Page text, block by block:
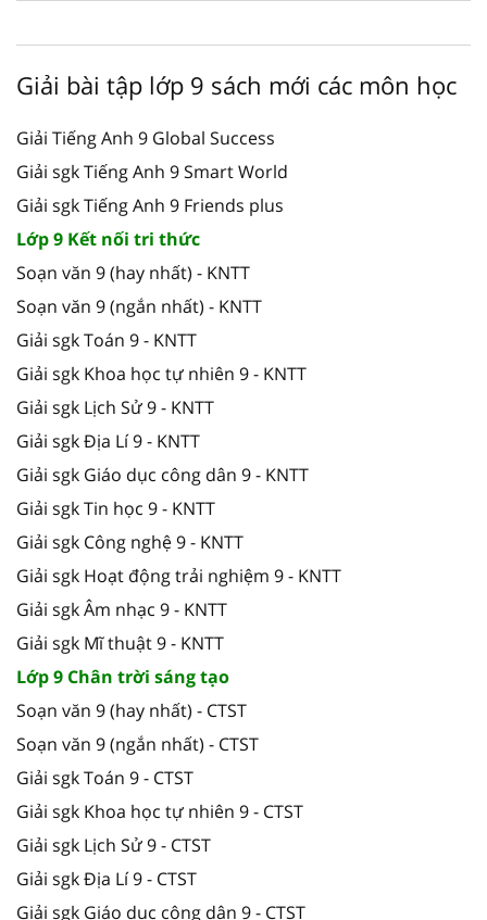
Giải bài tập lớp 9 sách mới các môn học
Giải Tiếng Anh 9 Global Success
Giải sgk Tiếng Anh 9 Smart World
Giải sgk Tiếng Anh 9 Friends plus
Lớp 9 Kết nối tri thức
Soạn văn 9 (hay nhất) - KNTT
Soạn văn 9 (ngắn nhất) - KNTT
Giải sgk Toán 9 - KNTT
Giải sgk Khoa học tự nhiên 9 - KNTT
Giải sgk Lịch Sử 9 - KNTT
Giải sgk Địa Lí 9 - KNTT
Giải sgk Giáo dục công dân 9 - KNTT
Giải sgk Tin học 9 - KNTT
Giải sgk Công nghệ 9 - KNTT
Giải sgk Hoạt động trải nghiệm 9 - KNTT
Giải sgk Âm nhạc 9 - KNTT
Giải sgk Mĩ thuật 9 - KNTT
Lớp 9 Chân trời sáng tạo
Soạn văn 9 (hay nhất) - CTST
Soạn văn 9 (ngắn nhất) - CTST
Giải sgk Toán 9 - CTST
Giải sgk Khoa học tự nhiên 9 - CTST
Giải sgk Lịch Sử 9 - CTST
Giải sgk Địa Lí 9 - CTST
Giải sgk Giáo dục công dân 9 - CTST